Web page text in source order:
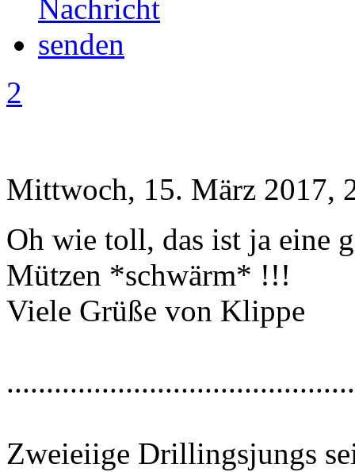
2
Mittwoch, 15. März 2017,
Oh wie toll, das ist ja eine
Mützen *schwärm* !!!
Viele Grüße von Klippe
Zweieiige Drillingsjungs